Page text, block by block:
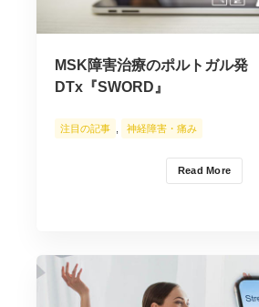
MSK障害治療のポルトガル発
DTx『SWORD』
Read More
注目の記事 神経障害・痛み